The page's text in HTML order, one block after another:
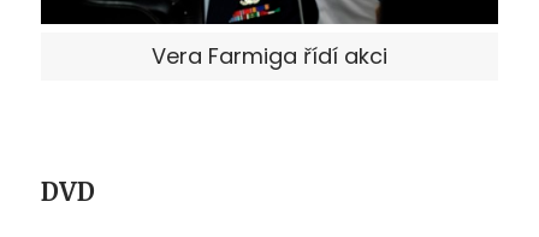
Vera Farmiga řídí akci
DVD